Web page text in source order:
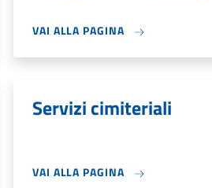
VAI ALLA PAGINA
Servizi cimiteriali
VAI ALLA PAGINA